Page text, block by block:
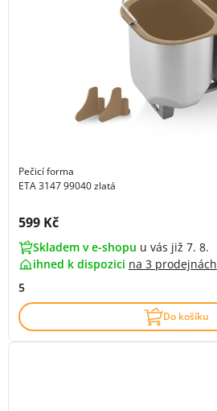
Pečicí forma
ETA 3147 99040 zlatá
Cena s DPH:
599 Kč
Skladem v e-shopu u vás již 7. 8.
ihned k dispozici na 3 prodejnách
5
Do košíku